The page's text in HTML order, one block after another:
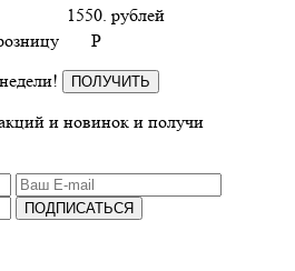
1550. рублей
P
ПОЛУЧИТЬ
и новинок и получи
ПОДПИСАТЬСЯ